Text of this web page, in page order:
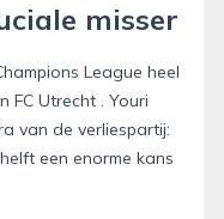
misser
League heel
Utrecht . Youri
van de verliespartij:
een enorme kans